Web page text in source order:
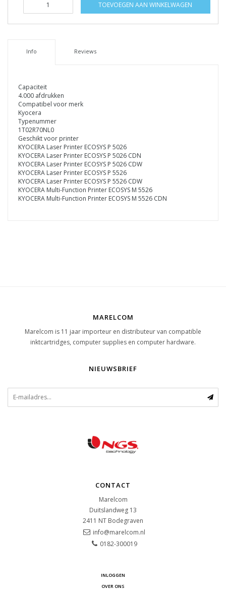
TOEVOEGEN AAN WINKELWAGEN
Info Reviews
Capaciteit
4.000 afdrukken
Compatibel voor merk
Kyocera
Typenummer
1T02R70NL0
Geschikt voor printer
KYOCERA Laser Printer ECOSYS P 5026
KYOCERA Laser Printer ECOSYS P 5026 CDN
KYOCERA Laser Printer ECOSYS P 5026 CDW
KYOCERA Laser Printer ECOSYS P 5526
KYOCERA Laser Printer ECOSYS P 5526 CDW
KYOCERA Multi-Function Printer ECOSYS M 5526
KYOCERA Multi-Function Printer ECOSYS M 5526 CDN
MARELCOM
Marelcom is 11 jaar importeur en distributeur van compatible
inktcartridges, computer supplies en computer hardware.
NIEUWSBRIEF
CONTACT
Marelcom
Duitslandweg 13
2411 NT Bodegraven
info@marelcom.nl
0182-300019
INLOGGEN
OVER ONS